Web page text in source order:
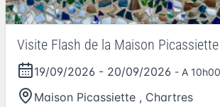
Visite Flash de la Maison Picassiette
19/09/2026 - 20/09/2026 - A
Maison Picassiette , Chartres